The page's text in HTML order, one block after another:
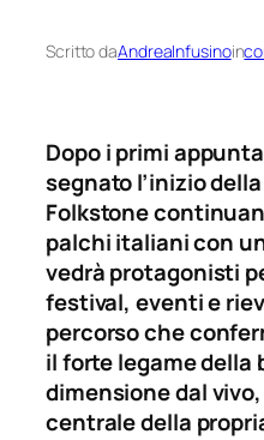
Scritto daAndreaInfusinoin
Dopo i primi
segnato l’inizio
Folkstone
palchi italiani con
vedrà protagonisti
festival, eventi e
percorso che
il forte legame della
dimensione dal
centrale della